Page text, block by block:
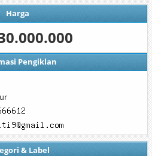
Harga
Pengiklan
& Label